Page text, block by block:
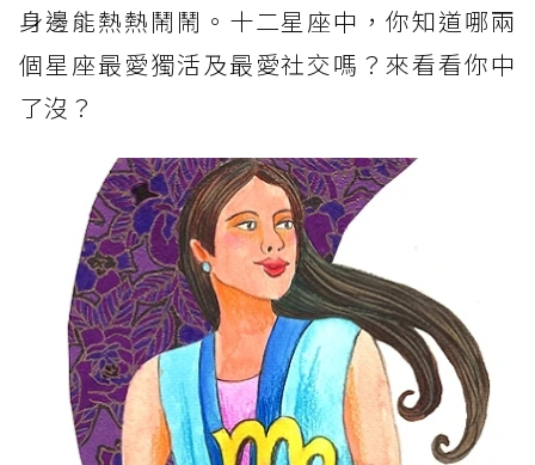
身邊能熱熱鬧鬧。十二星座中，你知道哪兩
個星座最愛獨活及最愛社交嗎？來看看你中
了沒？